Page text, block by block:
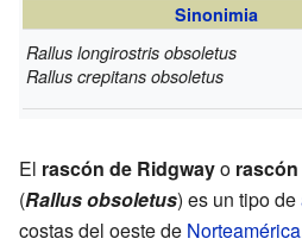
Sinonimia
Rallus longirostris obsoletus
Rallus crepitans obsoletus
El rascón de Ridgwayo
(Rallus obsoletus) es un tipo de
costas del oeste de Norteamérica